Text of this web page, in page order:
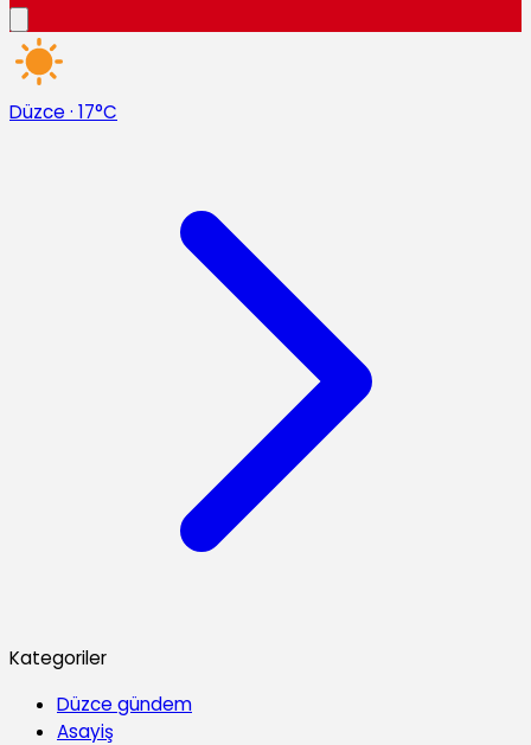
Düzce · 17°C
Kategoriler
Düzce gündem
Asayiş